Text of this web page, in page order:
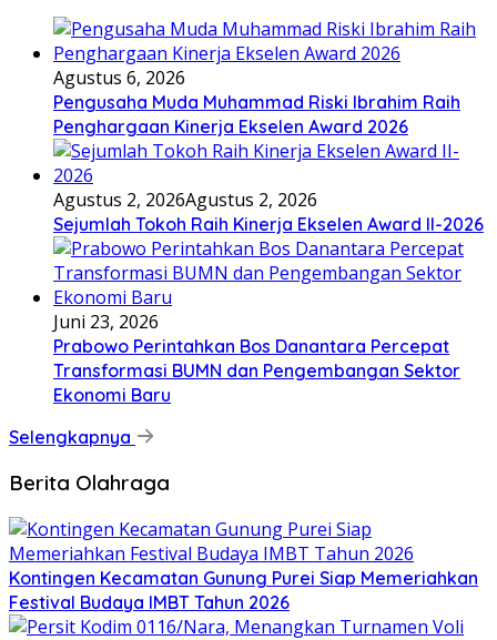
Agustus 6, 2026
Pengusaha Muda Muhammad Riski Ibrahim Raih
Penghargaan Kinerja Ekselen Award 2026
Agustus 2, 2026Agustus 2, 2026
Sejumlah Tokoh Raih Kinerja Ekselen Award II-2026
Juni 23, 2026
Prabowo Perintahkan Bos Danantara Percepat
Transformasi BUMN dan Pengembangan Sektor
Ekonomi Baru
Selengkapnya
Berita Olahraga
Kontingen Kecamatan Gunung Purei Siap Memeriahkan
Festival Budaya IMBT Tahun 2026